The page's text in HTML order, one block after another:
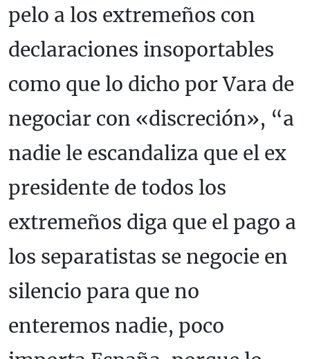
pelo a los extremeños con
declaraciones insoportables
como que lo dicho por Vara de
negociar con «discreción», “a
nadie le escandaliza que el ex
presidente de todos los
extremeños diga que el pago a
los separatistas se negocie en
silencio para que no
enteremos nadie, poco